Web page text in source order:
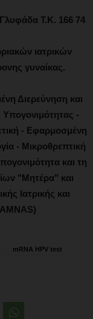
Τ.Κ. 166 74
ιατρικών
γυναίκας.
Διερεύνηση και
Υπογονιμότητας -
- Εφαρμοσμένη
- Μικροθρεπτική
και τη
"Μητέρα" και
Ιατρικής και
mRNA HPV test